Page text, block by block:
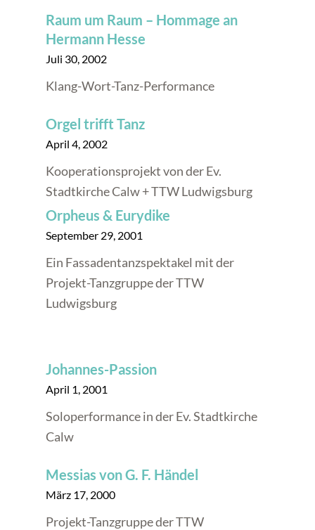
Raum um Raum – Hommage an
Hermann Hesse
Juli 30, 2002
Klang-Wort-Tanz-Performance
Orgel trifft Tanz
April 4, 2002
Kooperationsprojekt von der Ev.
Stadtkirche Calw + TTW Ludwigsburg
Orpheus & Eurydike
September 29, 2001
Ein Fassadentanzspektakel mit der
Projekt-Tanzgruppe der TTW
Ludwigsburg
Johannes-Passion
April 1, 2001
Soloperformance in der Ev. Stadtkirche
Calw
Messias von G. F. Händel
März 17, 2000
Projekt-Tanzgruppe der TTW